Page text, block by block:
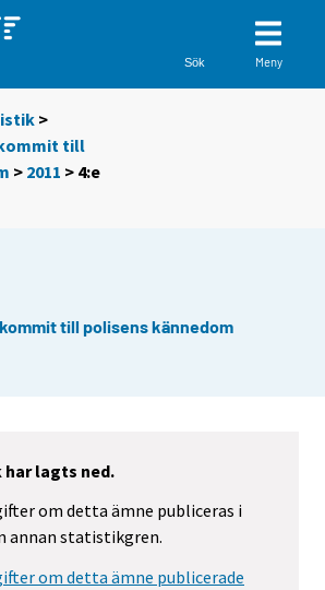
Sök Meny
>
till
> 2011 > 4:e
till polisens kännedom
lagts ned.
om detta ämne publiceras i
annan statistikgren.
om detta ämne publicerade